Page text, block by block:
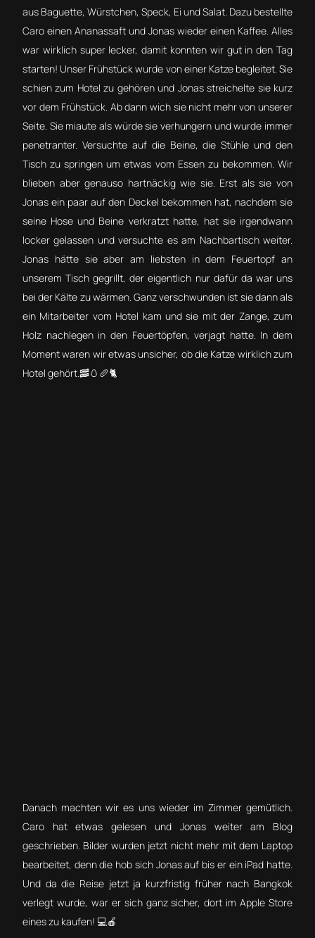
aus Baguette, Würstchen, Speck, Ei und Salat. Dazu bestellte
Caro einen Ananassaft und Jonas wieder einen Kaffee. Alles
war wirklich super lecker, damit konnten wir gut in den Tag
starten! Unser Frühstück wurde von einer Katze begleitet. Sie
schien zum Hotel zu gehören und Jonas streichelte sie kurz
vor dem Frühstück. Ab dann wich sie nicht mehr von unserer
Seite. Sie miaute als würde sie verhungern und wurde immer
penetranter. Versuchte auf die Beine, die Stühle und den
Tisch zu springen um etwas vom Essen zu bekommen. Wir
blieben aber genauso hartnäckig wie sie. Erst als sie von
Jonas ein paar auf den Deckel bekommen hat, nachdem sie
seine Hose und Beine verkratzt hatte, hat sie irgendwann
locker gelassen und versuchte es am Nachbartisch weiter.
Jonas hätte sie aber am liebsten in dem Feuertopf an
unserem Tisch gegrillt, der eigentlich nur dafür da war uns
bei der Kälte zu wärmen. Ganz verschwunden ist sie dann als
ein Mitarbeiter vom Hotel kam und sie mit der Zange, zum
Holz nachlegen in den Feuertöpfen, verjagt hatte. In dem
Moment waren wir etwas unsicher, ob die Katze wirklich zum
Hotel gehört.🥓🥚🥖🐈
Danach machten wir es uns wieder im Zimmer gemütlich.
Caro hat etwas gelesen und Jonas weiter am Blog
geschrieben. Bilder wurden jetzt nicht mehr mit dem Laptop
bearbeitet, denn die hob sich Jonas auf bis er ein iPad hatte.
Und da die Reise jetzt ja kurzfristig früher nach Bangkok
verlegt wurde, war er sich ganz sicher, dort im Apple Store
eines zu kaufen! 💻🍎